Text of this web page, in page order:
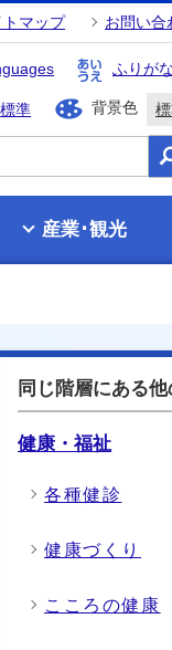
トマップ お問い合
ふりがな
標準 背景色
産業･観光
同じ階層にある
健康・福祉
各種健診
健康づくり
こころの健康